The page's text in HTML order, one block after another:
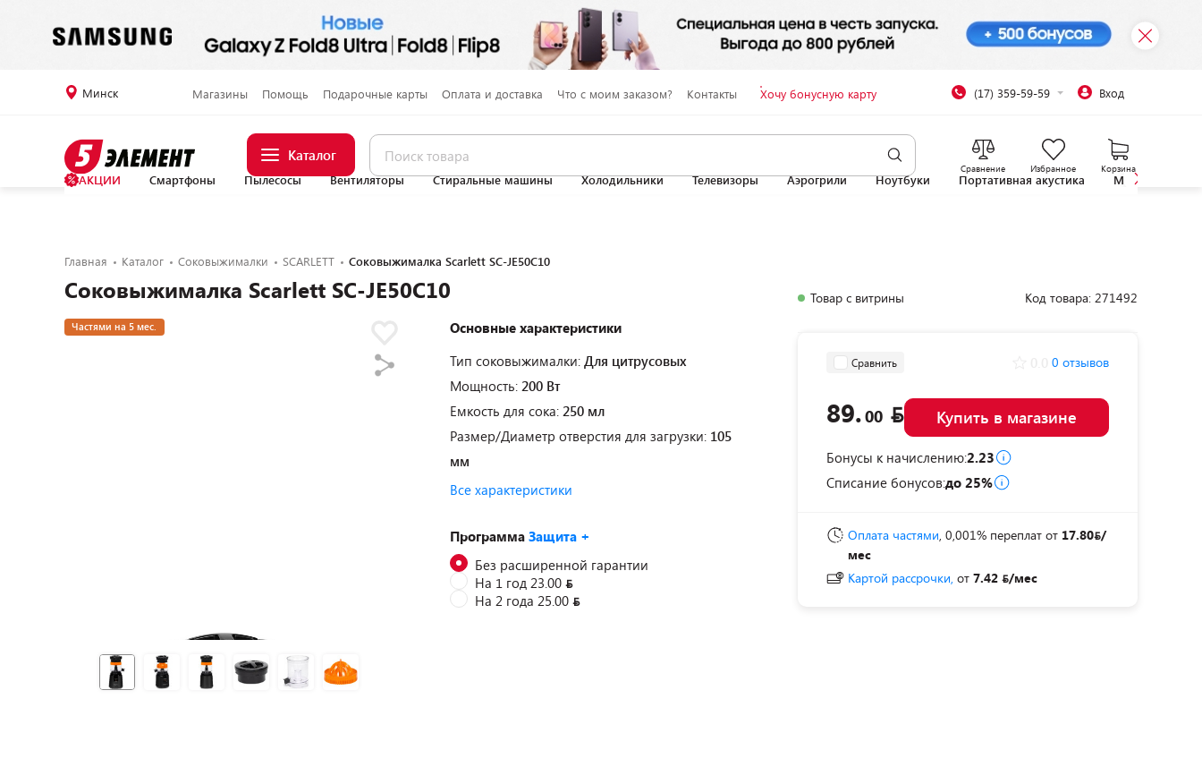
Минск Магазины Помощь Подарочные карты Оплата и доставка Что с моим заказом? Контакты Хочу бонусную карту (17) 359-59-59 Вход
Каталог
Сравнение Избранное Корзина
АКЦИИ Смартфоны Пылесосы Вентиляторы Стиральные машины Холодильники Телевизоры Аэрогрили Ноутбуки Портативная акустика
Главная Каталог Соковыжималки SCARLETT Соковыжималка Scarlett SC-JE50C10
Соковыжималка Scarlett SC-JE50C10
Частями на 5 мес.
Основные характеристики
Тип соковыжималки: Для цитрусовых
Мощность: 200 Вт
Емкость для сока: 250 мл
Размер/Диаметр отверстия для загрузки: 105
мм
Все характеристики
Программа Защита +
Без расширенной гарантии
На 1 год 23.00
На 2 года 25.00
Товар с витрины Код товара: 271492
Сравнить 0 отзывов
89.00 Купить в магазине
Бонусы к начислению:2.23
Списание бонусов:до 25%
Оплата частями, 0,001% переплат от 17.80 /
мес
Картой рассрочки, от 7.42 /мес